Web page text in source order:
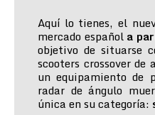
Aquí lo tienes, el
mercado español a
objetivo de situarse
scooters crossover
un equipamiento de
radar de ángulo
única en su categoría: